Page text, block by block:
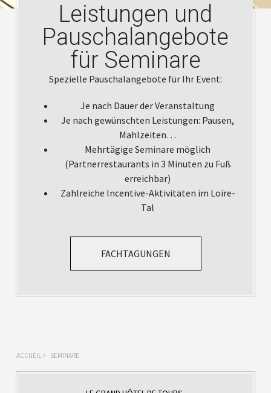
Leistungen und
Pauschalangebote
für Seminare
Spezielle Pauschalangebote für Ihr Event:
Je nach Dauer der Veranstaltung
Je nach gewünschten Leistungen: Pausen,
Mahlzeiten…
Mehrtägige Seminare möglich
(Partnerrestaurants in 3 Minuten zu Fuß
erreichbar)
Zahlreiche Incentive-Aktivitäten im Loire-
Tal
FACHTAGUNGEN
ACCUEIL > SEMINARE